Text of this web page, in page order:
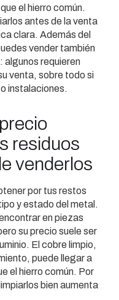
el hierro común.
antes de la venta
clara. Además del
vender también
algunos requieren
venta, sobre todo si
instalaciones.
residuos
venderlos
por tus restos
y estado del metal.
en piezas
su precio suele ser
El cobre limpio,
puede llegar a
el hierro común. Por
bien aumenta